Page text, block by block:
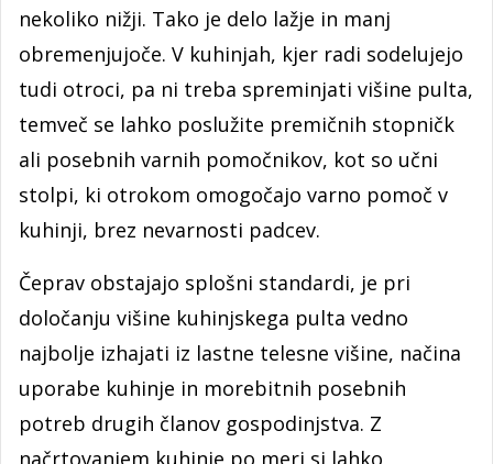
nekoliko nižji. Tako je delo lažje in manj
obremenjujoče. V kuhinjah, kjer radi sodelujejo
tudi otroci, pa ni treba spreminjati višine pulta,
temveč se lahko poslužite premičnih stopničk
ali posebnih varnih pomočnikov, kot so učni
stolpi, ki otrokom omogočajo varno pomoč v
kuhinji, brez nevarnosti padcev.
Čeprav obstajajo splošni standardi, je pri
določanju višine kuhinjskega pulta vedno
najbolje izhajati iz lastne telesne višine, načina
uporabe kuhinje in morebitnih posebnih
potreb drugih članov gospodinjstva. Z
načrtovanjem kuhinje po meri si lahko